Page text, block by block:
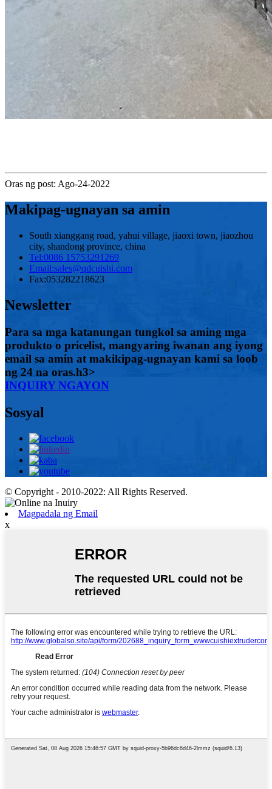
Oras ng post: Ago-24-2022
Makipag-ugnayan sa amin
South xianggang road, yahui village, jiaoxi town, jiaozhou
city, shandong province, china
Tel:0086 15753291269
Email:sales@qdcuishi.com
Fax:053282218623
Newsletter
Para sa mga katanungan tungkol sa aming mga
produkto o pricelist, mangyaring iwanan ang iyong
email sa amin at makikipag-ugnayan kami sa loob
ng 24 na oras.h3>
INQUIRY NGAYON
Sosyal
© Copyright - 2010-2022: All Rights Reserved.
Magpadala ng Email
x